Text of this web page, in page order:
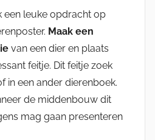
een leuke opdracht op
Maak een
van een dier en plaats
feitje. Dit feitje zoek
in een ander dierenboek.
de middenbouw dit
mag gaan presenteren